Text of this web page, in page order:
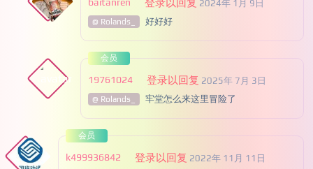
登录以回复 2024年 1月 9日
@ Rolands_ 好好好
会员
登录以回复
19761024 2025年 7月 3日
@ Rolands_ 牢堂怎么来这里冒险了
会员
登录以回复
k499936842
2022年 11月 11日